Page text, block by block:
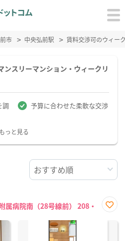
市 中央弘前駅 賃料交渉可のウィー
ンスリーマンション・ウィークリ
調
予算に合わせた柔軟な交渉
もっと見る
属病院南（28号線前） 208・
に入